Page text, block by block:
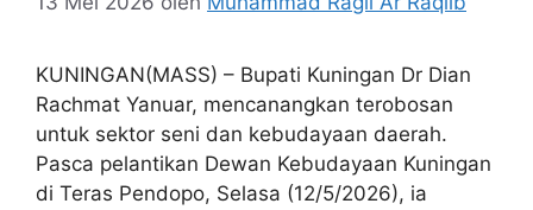
KUNINGAN(MASS) – Bupati Kuningan Dr Dian
Rachmat Yanuar, mencanangkan terobosan
untuk sektor seni dan kebudayaan daerah.
Pasca pelantikan Dewan Kebudayaan Kuningan
di Teras Pendopo, Selasa (12/5/2026), ia